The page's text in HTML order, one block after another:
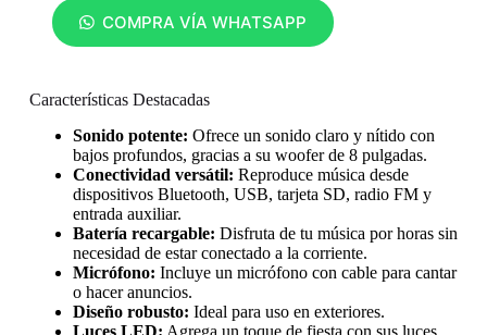
COMPRA VÍA WHATSAPP
Características Destacadas
Sonido potente: Ofrece un sonido claro y nítido con
bajos profundos, gracias a su woofer de 8 pulgadas.
Conectividad versátil: Reproduce música desde
dispositivos Bluetooth, USB, tarjeta SD, radio FM y
entrada auxiliar.
Batería recargable: Disfruta de tu música por horas sin
necesidad de estar conectado a la corriente.
Micrófono: Incluye un micrófono con cable para cantar
o hacer anuncios.
Diseño robusto: Ideal para uso en exteriores.
Luces LED: Agrega un toque de fiesta con sus luces